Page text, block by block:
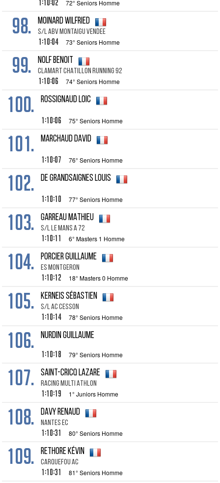
1:10:02 72° Seniors Homme
98. MOINARD WILFRIED
S/L ABV MONTAIGU VENDEE
1:10:04 73° Seniors Homme
99. NOLF BENOIT
CLAMART CHATILLON RUNNING 92
1:10:06 74° Seniors Homme
100. ROSSIGNAUD LOIC
1:10:06 75° Seniors Homme
101. MARCHAUD DAVID
1:10:07 76° Seniors Homme
102. DE GRANDSAIGNES LOUIS
1:10:10 77° Seniors Homme
103. GARREAU MATHIEU
S/L LE MANS A 72
1:10:11 6° Masters 1 Homme
104. PORCIER GUILLAUME
ES MONTGERON
1:10:12 18° Masters 0 Homme
105. KERNEIS SÉBASTIEN
S/L AC CESSON
1:10:14 78° Seniors Homme
106. NURDIN GUILLAUME
1:10:18 79° Seniors Homme
107. SAINT-CRICQ LAZARE
RACING MULTI ATHLON
1:10:19 1° Juniors Homme
108. DAVY RENAUD
NANTES EC
1:10:31 80° Seniors Homme
109. RETHORE KÉVIN
CARQUEFOU AC
1:10:31 81° Seniors Homme